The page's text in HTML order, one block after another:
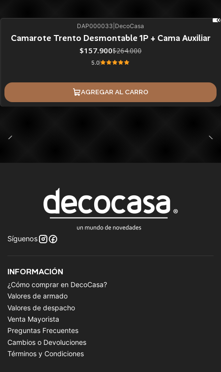
DAP000033 DecoCasa
Camarote Trento Desmontable 1P + Cama Auxiliar
$157.900$264.000
5.0
AGREGAR AL CARRO
Síguenos
INFORMACIÓN
¿Cómo comprar en DecoCasa?
Valores de armado
Valores de despacho
Venta Mayorista
Preguntas Frecuentes
Cambios o Devoluciones
Términos y Condiciones